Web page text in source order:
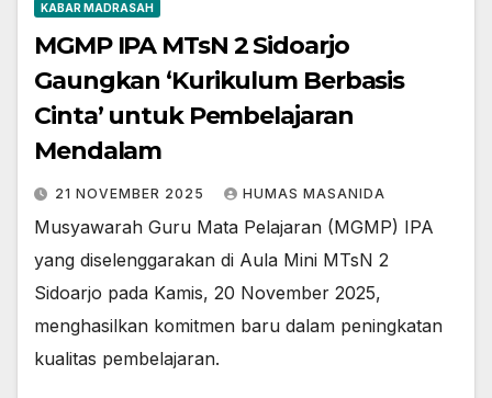
KABAR MADRASAH
MGMP IPA MTsN 2 Sidoarjo
Gaungkan ‘Kurikulum Berbasis
Cinta’ untuk Pembelajaran
Mendalam
21 NOVEMBER 2025 HUMAS MASANIDA
Musyawarah Guru Mata Pelajaran (MGMP) IPA
yang diselenggarakan di Aula Mini MTsN 2
Sidoarjo pada Kamis, 20 November 2025,
menghasilkan komitmen baru dalam peningkatan
kualitas pembelajaran.